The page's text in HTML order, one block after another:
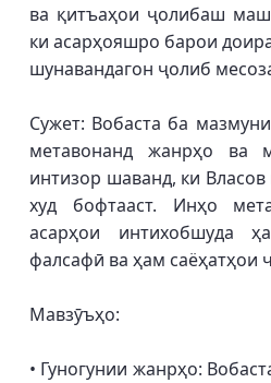
ва қитъаҳои ҷолибаш
ки асарҳояшро барои
шунавандагон ҷолиб
Сужет: Вобаста ба
метавонанд жанрҳо ва
интизор шаванд, ки
худ бофтааст. Инҳо
асарҳои интихобшуда
фалсафӣ ва ҳам саёҳатҳои
Мавзӯъҳо:
• Гуногунии жанрҳо: